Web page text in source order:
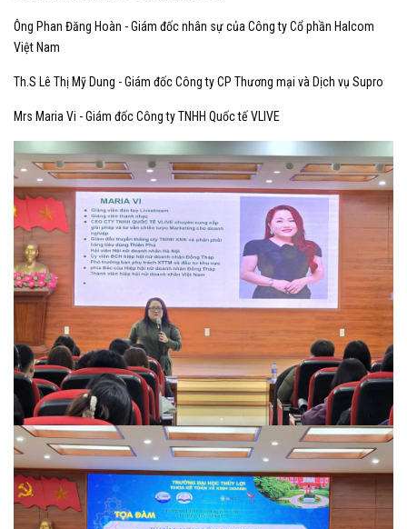
Ông Phan Đăng Hoàn - Giám đốc nhân sự của Công ty Cổ phần Halcom
Việt Nam
Th.S Lê Thị Mỹ Dung - Giám đốc Công ty CP Thương mại và Dịch vụ Supro
Mrs Maria Vi - Giám đốc Công ty TNHH Quốc tế VLIVE